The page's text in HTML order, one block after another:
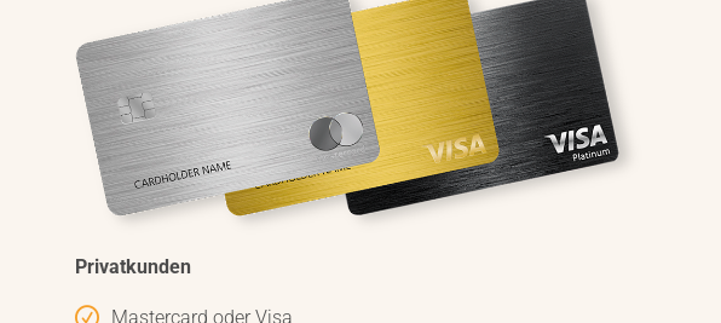
Privatkunden
Mastercard oder Visa